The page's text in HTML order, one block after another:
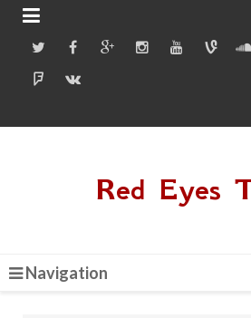

Red Eyes
Navigation